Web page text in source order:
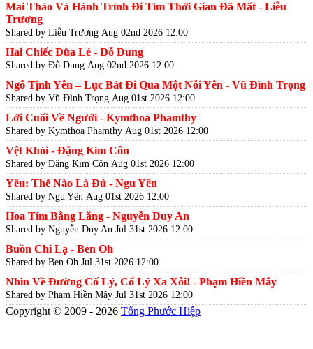
Mai Thảo Và Hành Trình Đi Tìm Thời Gian Đã Mất - Liễu
Trương
Shared by Liễu Trương Aug 02nd 2026 12:00
Hai Chiếc Đũa Lẻ - Đỗ Dung
Shared by Đỗ Dung Aug 02nd 2026 12:00
Ngô Tịnh Yên – Lục Bát Đi Qua Một Nỗi Yên - Vũ Đình Trọng
Shared by Vũ Đình Trọng Aug 01st 2026 12:00
Lời Cuối Về Người - Kymthoa Phamthy
Shared by Kymthoa Phamthy Aug 01st 2026 12:00
Vệt Khói - Đặng Kim Côn
Shared by Đặng Kim Côn Aug 01st 2026 12:00
Yêu: Thế Nào Là Đủ - Ngu Yên
Shared by Ngu Yên Aug 01st 2026 12:00
Hoa Tím Bằng Lăng - Nguyễn Duy An
Shared by Nguyễn Duy An Jul 31st 2026 12:00
Buồn Chi Lạ - Ben Oh
Shared by Ben Oh Jul 31st 2026 12:00
Nhìn Về Đường Cố Lý, Cố Lý Xa Xôi! - Phạm Hiền Mây
Shared by Phạm Hiền Mây Jul 31st 2026 12:00
Copyright © 2009 - 2026 Tống Phước Hiệp